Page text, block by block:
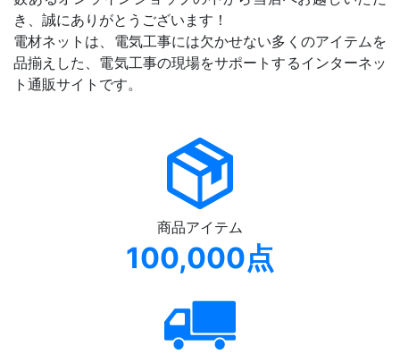
き、誠にありがとうございます！
電材ネットは、電気工事には欠かせない多くのアイテムを
品揃えした、電気工事の現場をサポートするインターネッ
ト通販サイトです。
商品アイテム
100,000点